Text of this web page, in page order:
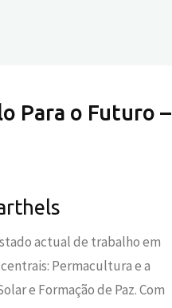
Para o Futuro –
actual de trabalho em
Permacultura e a
e Formação de Paz. Com